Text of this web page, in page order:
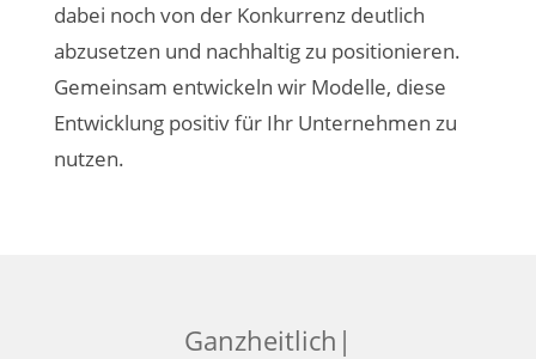
dabei noch von der Konkurrenz deutlich
abzusetzen und nachhaltig zu positionieren.
Gemeinsam entwickeln wir Modelle, diese
Entwicklung positiv für Ihr Unternehmen zu
nutzen.
|